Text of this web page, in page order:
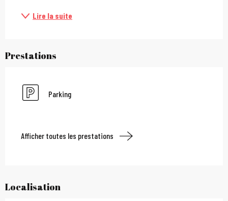
Lire la suite
Prestations
Parking
Afficher toutes les prestations
Localisation